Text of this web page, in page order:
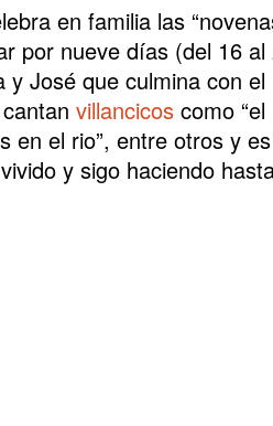
en familia las
por nueve días (del 16
y José que culmina con
villancicos como
en el rio”, entre otros y
y sigo haciendo